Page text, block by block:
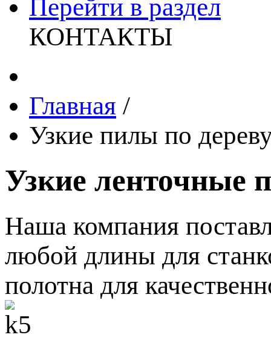
Перейти в раздел
КОНТАКТЫ
Главная /
Узкие пилы по
Узкие ленточные
Наша компания
любой длины для
полотна для